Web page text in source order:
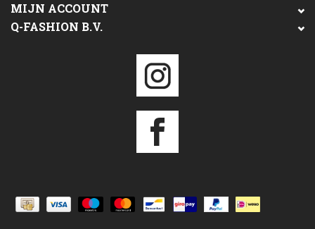
MIJN ACCOUNT
Q-FASHION B.V.